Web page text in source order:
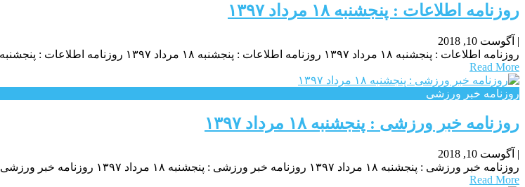
روزنامه اطلاعات : پنجشنبه ۱۸ مرداد ۱۳۹۷
| آگوست 10, 2018
روزنامه اطلاعات : پنجشنبه ۱۸ مرداد ۱۳۹۷ روزنامه اطلاعات : پنجشنبه ۱۸ مرداد ۱۳۹۷ روزنامه اطلاعات : پنجشنبه ۱۸ مرداد ۱۳۹۷
Read More
روزنامه خبر ورزشى
روزنامه خبر ورزشى : پنجشنبه ۱۸ مرداد ۱۳۹۷
| آگوست 10, 2018
روزنامه خبر ورزشى : پنجشنبه ۱۸ مرداد ۱۳۹۷ روزنامه خبر ورزشى : پنجشنبه ۱۸ مرداد ۱۳۹۷ روزنامه خبر ورزشى : پنجشنبه ۱۸ مرداد ۱۳۹۷
Read More